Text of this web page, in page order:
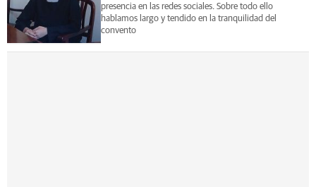
presencia en las redes sociales. Sobre todo ello
hablamos largo y tendido en la tranquilidad del
convento